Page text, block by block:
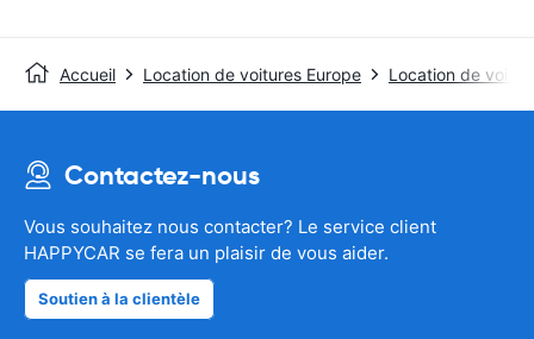
Accueil Location de voitures Europe Location de
Contactez-nous
Vous souhaitez nous contacter? Le service client
HAPPYCAR se fera un plaisir de vous aider.
Soutien à la clientèle